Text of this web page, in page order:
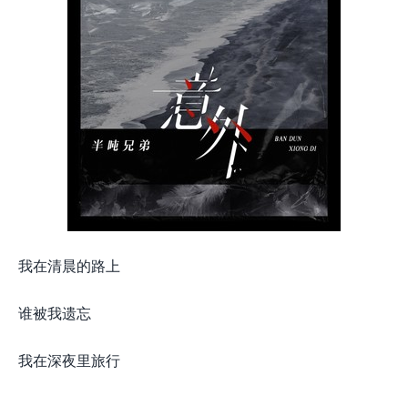
我在清晨的路上
谁被我遗忘
我在深夜里旅行